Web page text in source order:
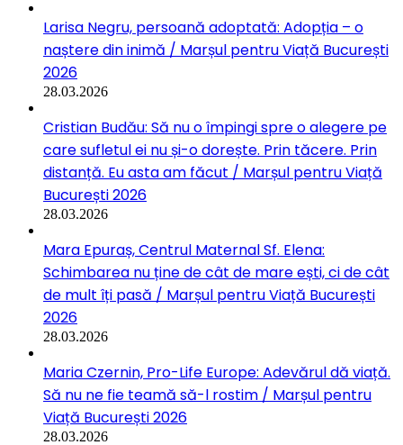
Larisa Negru, persoană adoptată: Adopția – o
naștere din inimă / Marșul pentru Viață București
2026
28.03.2026
Cristian Budău: Să nu o împingi spre o alegere pe
care sufletul ei nu și-o dorește. Prin tăcere. Prin
distanță. Eu asta am făcut / Marșul pentru Viață
București 2026
28.03.2026
Mara Epuraș, Centrul Maternal Sf. Elena:
Schimbarea nu ține de cât de mare ești, ci de cât
de mult îți pasă / Marșul pentru Viață București
2026
28.03.2026
Maria Czernin, Pro-Life Europe: Adevărul dă viață.
Să nu ne fie teamă să-l rostim / Marșul pentru
Viață București 2026
28.03.2026